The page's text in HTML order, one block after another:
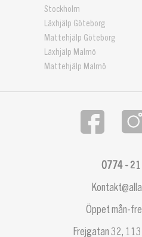
Stockholm
Läxhjälp Göteborg
Mattehjälp Göteborg
Läxhjälp Malmö
Mattehjälp Malmö
0774 -
Öppet mån-
Frejgatan 32,